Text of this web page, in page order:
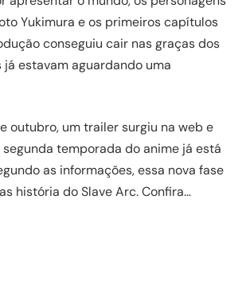
Yukimura e os primeiros capítulos
conseguiu cair nas graças dos
estavam aguardando uma
outubro, um trailer surgiu na web e
temporada do anime já está
as informações, essa nova fase
história do Slave Arc. Confira…